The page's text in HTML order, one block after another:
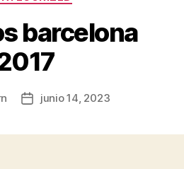
barcelona
Fechajunio 14, 2023